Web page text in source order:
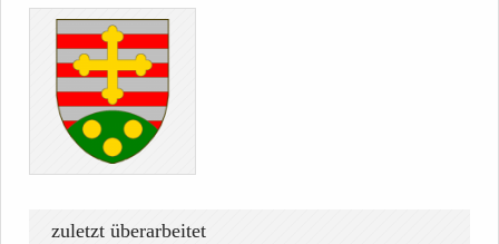
zuletzt überarbeitet